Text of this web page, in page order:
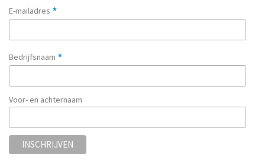
E-mailadres *
Bedrijfsnaam *
Voor- en achternaam